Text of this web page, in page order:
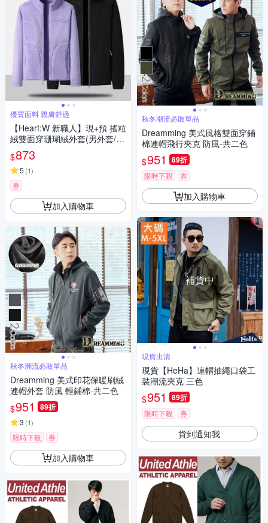
優質面料 親膚舒適
【Heart:W 新職人】現+預 搖粒
絨雙面穿珊瑚絨外套(男外套/女
外套/情侶外套/百搭)
$873
5 (1)
券
加入購物車
秋冬潮流必敗單品
Dreamming 美式印花保暖刷絨
連帽外套 防風 輕鋪棉-共二色
$951 89折
3 (1)
限時下殺 券
加入購物車
秋冬潮流必敗單品
Dreamming 美式風格雙面穿鋪
棉連帽飛行夾克 防風-共二色
$951 89折
限時下殺 券
加入購物車
補貨中
現貨出清
現貨【HeHa】連帽抽繩口袋工
裝潮流夾克 三色
$951 89折
限時下殺 券
貨到通知我